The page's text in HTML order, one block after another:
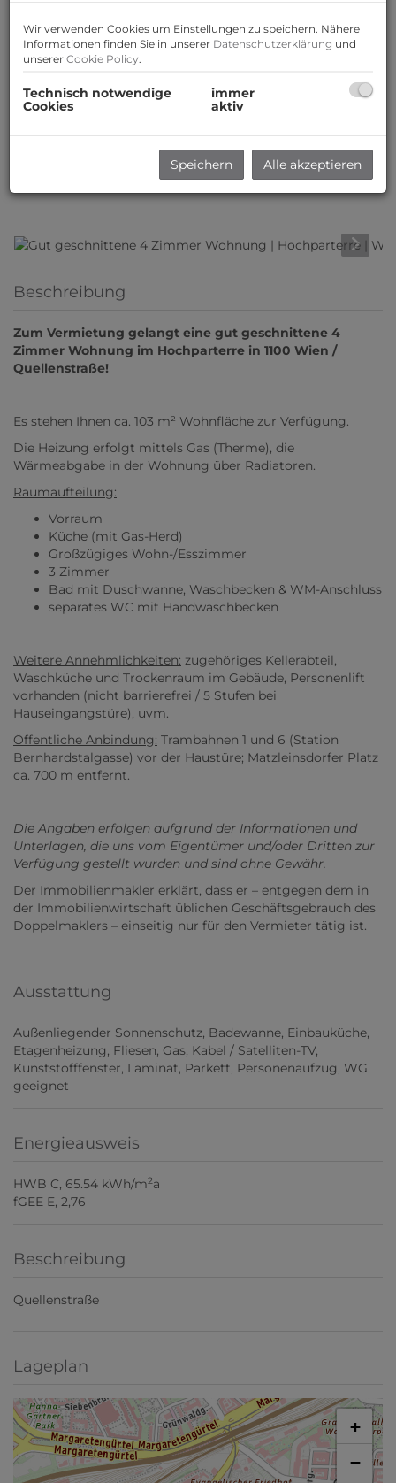
Beschreibung
Zum Vermietung gelangt eine gut geschnittene 4
Zimmer Wohnung im Hochparterre in 1100 Wien /
Quellenstraße!
Es stehen Ihnen ca. 103 m² Wohnfläche zur Verfügung.
Die Heizung erfolgt mittels Gas (Therme), die
Wärmeabgabe in der Wohnung über Radiatoren.
Raumaufteilung:
Vorraum
Küche (mit Gas-Herd)
Großzügiges Wohn-/Esszimmer
3 Zimmer
Bad mit Duschwanne, Waschbecken & WM-Anschluss
separates WC mit Handwaschbecken
Weitere Annehmlichkeiten: zugehöriges Kellerabteil,
Waschküche und Trockenraum im Gebäude, Personenlift
vorhanden (nicht barrierefrei / 5 Stufen bei
Hauseingangstüre), uvm.
Öffentliche Anbindung: Trambahnen 1 und 6 (Station
Bernhardstalgasse) vor der Haustüre; Matzleinsdorfer Platz
ca. 700 m entfernt.
Die Angaben erfolgen aufgrund der Informationen und
Unterlagen, die uns vom Eigentümer und/oder Dritten zur
Verfügung gestellt wurden und sind ohne Gewähr.
Der Immobilienmakler erklärt, dass er – entgegen dem in
der Immobilienwirtschaft üblichen Geschäftsgebrauch des
Doppelmaklers – einseitig nur für den Vermieter tätig ist.
Ausstattung
Außenliegender Sonnenschutz Badewanne Einbauküche
Etagenheizung Fliesen Gas Kabel / Satelliten-TV
Kunststofffenster Laminat Parkett Personenaufzug WG
geeignet
Energieausweis
HWB C, 65.54 kWh/m2a
fGEE E, 2,76
Beschreibung
Quellenstraße
Lageplan
+
−
Wir verwenden Cookies um Einstellungen zu speichern. Nähere
Informationen finden Sie in unserer Datenschutzerklärung und
unserer Cookie Policy.
Technisch notwendige
Cookies
immer
aktiv
Speichern Alle akzeptieren